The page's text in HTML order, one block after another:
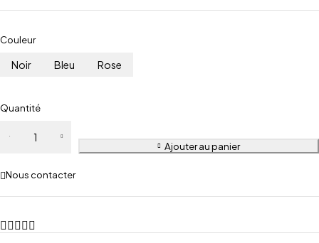
Couleur
Noir Bleu Rose
Quantité
Ajouter au panier
Nous contacter